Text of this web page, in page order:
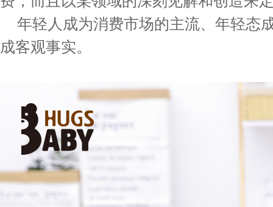
年轻人成为消费市场的主流、年轻态
成客观事实。